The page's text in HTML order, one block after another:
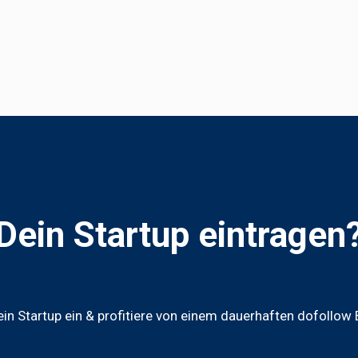
Startup
Startup ein & profitiere von einem dauerhaften dofollow